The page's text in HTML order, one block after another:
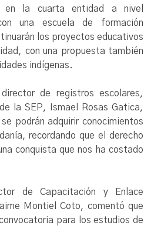
en la cuarta entidad a nivel
una escuela de formación
los proyectos educativos
con una propuesta también
indígenas.
de registros escolares,
la SEP, Ismael Rosas Gatica,
podrán adquirir conocimientos
recordando que el derecho
conquista que nos ha costado
de Capacitación y Enlace
Montiel Coto, comentó que
para los estudios de